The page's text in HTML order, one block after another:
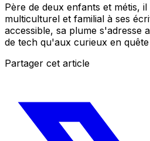
Père de deux enfants et métis,
multiculturel et familial à ses
accessible, sa plume s'adresse
de tech qu'aux curieux en
Partager cet article